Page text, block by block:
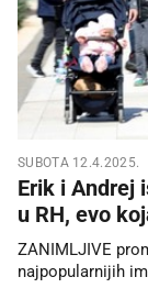
SUBOTA 12.4.2025.
Erik i Andrej
u RH, evo
ZANIMLJIVE
najpopularnijih